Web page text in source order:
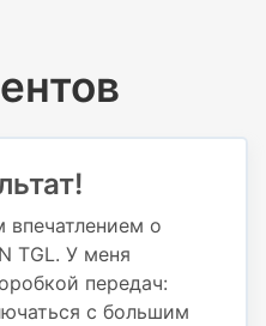
впечатлением о
TGL. У меня
передач:
с большим